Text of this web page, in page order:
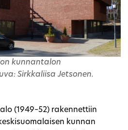
kunnantalon
Sirkkaliisa Jetsonen.
(1949–52) rakennettiin
kunnan